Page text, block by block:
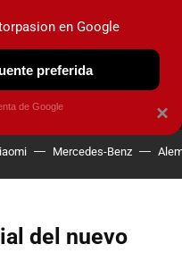
NUEVO
OBSERVATORIO
Mercedes-Benz
del nuevo
×
en Google
preferida
de Google